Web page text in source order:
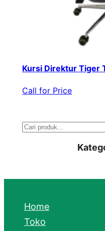
Kursi Direktur Tiger
Call for Price
S
r
h
Home
Toko